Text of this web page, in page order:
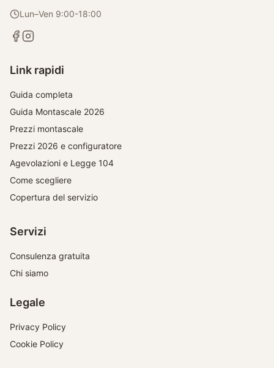
Lun–Ven 9:00-18:00
Link rapidi
Guida completa
Guida Montascale 2026
Prezzi montascale
Prezzi 2026 e configuratore
Agevolazioni e Legge 104
Come scegliere
Copertura del servizio
Servizi
Consulenza gratuita
Chi siamo
Legale
Privacy Policy
Cookie Policy